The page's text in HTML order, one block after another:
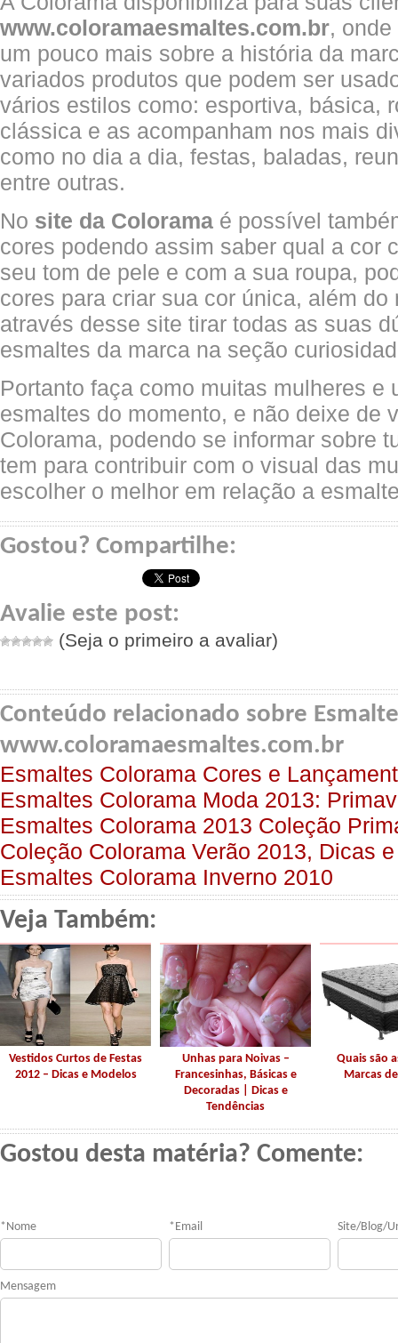
www.coloramaesmaltes.com.br,
um pouco mais sobre a história da
variados produtos que podem ser
vários estilos como: esportiva, básica,
clássica e as acompanham nos mais
como no dia a dia, festas, baladas,
entre outras.
No site da Colorama é possível
cores podendo assim saber qual a cor
seu tom de pele e com a sua roupa,
cores para criar sua cor única, além do
através desse site tirar todas as suas
esmaltes da marca na seção
Portanto faça como muitas mulheres e
esmaltes do momento, e não deixe de
Colorama, podendo se informar sobre
tem para contribuir com o visual das
escolher o melhor em relação a
Gostou? Compartilhe:
Avalie este post:
(Seja o primeiro a avaliar)
Conteúdo relacionado sobre
www.coloramaesmaltes.com.br
Esmaltes Colorama Cores e
Esmaltes Colorama Moda 2013:
Esmaltes Colorama 2013 Coleção
Coleção Colorama Verão 2013, Dicas
Esmaltes Colorama Inverno 2010
Veja Também:
Vestidos Curtos de Festas
2012 – Dicas e Modelos
Unhas para Noivas –
Francesinhas, Básicas e
Decoradas | Dicas e
Tendências
Quais são
Marcas
Gostou desta matéria? Comente:
* Nome * Email Site/Blog/
Mensagem